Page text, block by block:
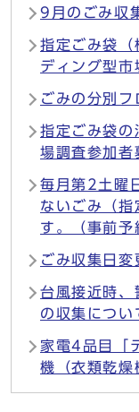
9月のごみ収
指定ごみ袋（
ディング型市
ごみの分別フ
指定ごみ袋の
場調査参加者
毎月第2土曜
ないごみ（指
す。（事前予
ごみ収集日変
台風接近時、
の収集につい
家電4品目「
機（衣類乾燥